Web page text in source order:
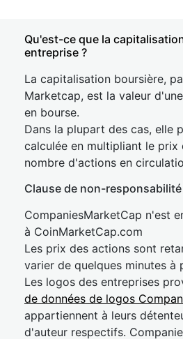
Qu'est-ce que la
entreprise ?
La capitalisation boursière,
Marketcap, est la valeur
en bourse.
Dans la plupart des cas, elle
calculée en multipliant le
nombre d'actions en
Clause de non-responsabilité
CompaniesMarketCap n'est
à CoinMarketCap.com
Les prix des actions sont
varier de quelques minutes à
Les logos des entreprises
de données de logos
appartiennent à leurs
d'auteur respectifs.